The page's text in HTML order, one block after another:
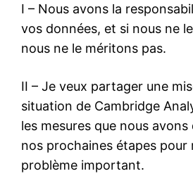
I – Nous avons la
vos données, et si nous ne
nous ne le méritons pas.
II – Je veux partager une
situation de Cambridge
les mesures que nous avons
nos prochaines étapes pour
problème important.